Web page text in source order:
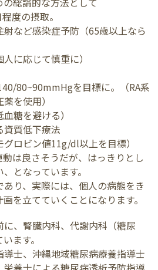
度の摂取。
など感染症予防（65歳以上なら
に応じて慎重に）
80~90mmHgを目標に。（RA系
を使用）
糖を避ける）
質低下療法
ロビン値11g/dl以上を目標）
は良さそうだが、はっきりとし
となっています。
あり、実際には、個人の病態をき
を立てていくことになります。
、腎臓内科、代謝内科（糖尿
ます。
導士、沖縄地域糖尿病療養指導士